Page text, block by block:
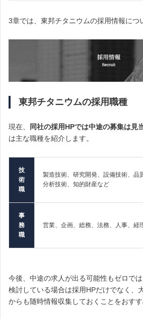
3章では、東邦チタニウムの採用情報につ
東邦チタニウムの採用職種
現在、 同社の採用HPでは中途の募集は見
は主な職種を紹介します。
技
術
職
製造技術、研究開発、設備技術、品
分析技術、知的財産など
事
務
職
営業、企画、総務、法務、人事、経
今後、中途の求人が出る可能性もゼロでは
検討している場合は採用HPだけでなく、
からも随時情報収集しておくことをおすす